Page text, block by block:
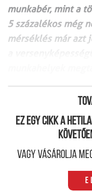
munkabér, mint a
5 százalékos még
mérséklés már azt
Ez egy cikk a
Vagy vásárolja